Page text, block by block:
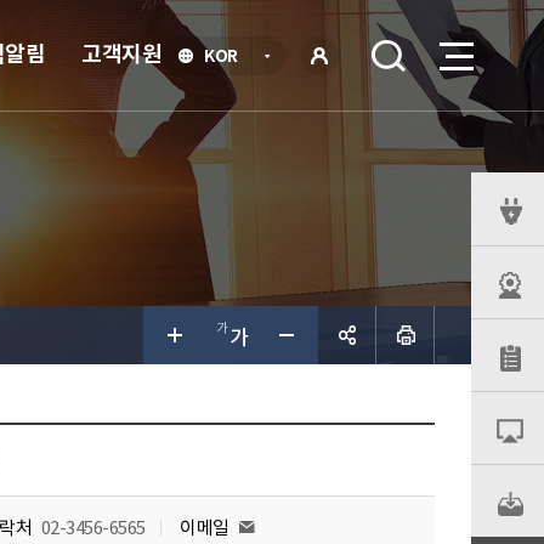
KOR언
선
그인
림 고객지원
처 02-3456-6565 이메일